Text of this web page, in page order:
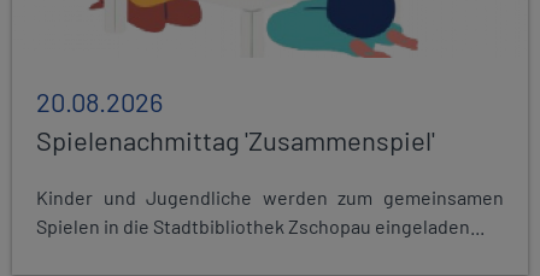
20.08.2026
Spielenachmittag 'Zusammenspiel'
Kinder und Jugendliche werden zum gemeinsamen
Spielen in die Stadtbibliothek Zschopau eingeladen...